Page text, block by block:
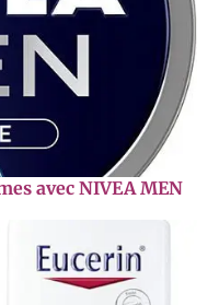
avec NIVEA MEN